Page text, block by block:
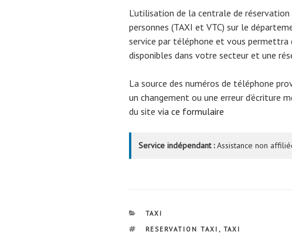
L’utilisation de la centrale de
personnes (TAXI et VTC) sur le
service par téléphone et vous permettra
disponibles dans votre secteur et une
La source des numéros de téléphone
un changement ou une erreur d’écriture
du site via ce formulaire
Service indépendant :Assistance non
CATÉGORIES
TAXI
ÉTIQUETTES
RESERVATION TAXI , TAXI